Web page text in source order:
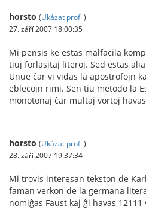
horsto (Ukázat profil)
27. září 2007 18:00:35
Mi pensis ke estas malfacila
tiuj forlasitaj literoj. Sed estas
Unue ĉar vi vidas la apostrofojn
eblecojn rimi. Sen tiu metodo la
monotonaj ĉar multaj vortoj
horsto (Ukázat profil)
28. září 2007 19:37:34
Mi trovis interesan tekston de
faman verkon de la germana
nomiĝas Faust kaj ĝi havas 12111